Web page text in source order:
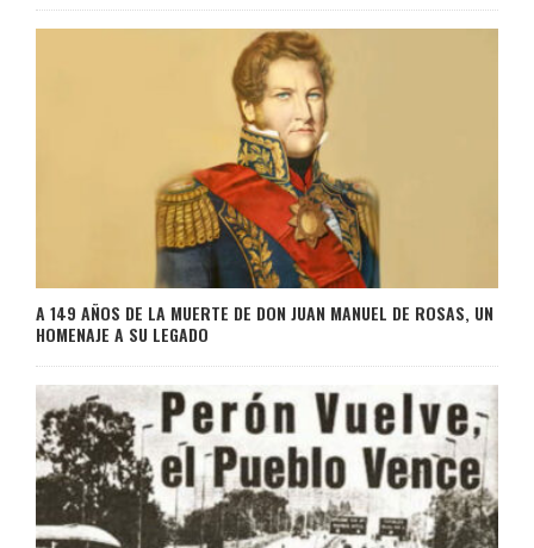
A 149 AÑOS DE LA MUERTE DE DON JUAN MANUEL DE ROSAS, UN
HOMENAJE A SU LEGADO